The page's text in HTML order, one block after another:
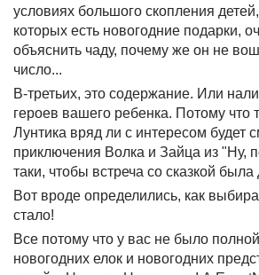
условиях большого скопления
которых есть новогодние подарки,
объяснить чаду, почему же он не
число...
В-третьих, это содержание. Или
героев вашего ребенка. Потому что
Лунтика вряд ли с интересом будет
приключения Волка и Зайца из "Ну,
таки, чтобы встреча со сказкой
Вот вроде определились, как
стало!
Все потому что у вас не было
новогодних елок и новогодних